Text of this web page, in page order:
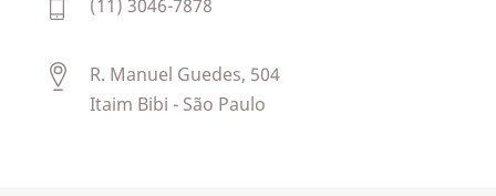
(11) 3046-7878
R. Manuel Guedes, 504
Itaim Bibi - São Paulo